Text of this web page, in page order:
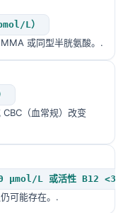
L）
或同型半胱氨酸。.
（血常规）改变
µmol/L 或活性 B12 <35
可能存在。.